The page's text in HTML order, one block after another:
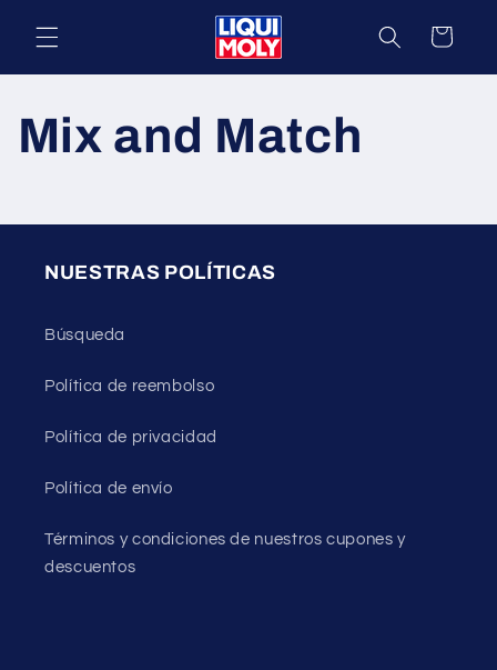
directamente
al contenido
Carrito
Mix and Match
NUESTRAS POLÍTICAS
Búsqueda
Política de reembolso
Política de privacidad
Política de envío
Términos y condiciones de nuestros cupones y
descuentos